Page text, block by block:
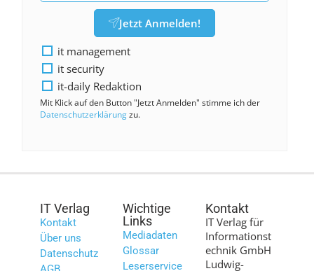
Jetzt Anmelden!
it management
it security
it-daily Redaktion
Mit Klick auf den Button "Jetzt Anmelden" stimme ich der
Datenschutzerklärungzu.
IT Verlag
Kontakt
Über uns
Datenschutz
Wichtige
Links
Mediadaten
Glossar
Leserservice
Kontakt
IT Verlag für
Informationst
echnik GmbH
Ludwig-